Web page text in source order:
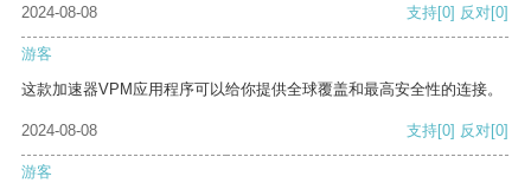
2024-08-08
支持[0] 反对[0]
游客
这款加速器VPM应用程序可以给你提供全球覆盖和最高安全性的连接。
2024-08-08 支持[0] 反对[0]
游客